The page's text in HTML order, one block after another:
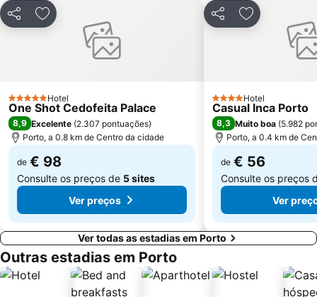
Aldeia Rural Preservada de Quintandona
Palacio do Freixo
Mindelo Beach
Praia da Cortegaça
Bom Jesus do Monte
Arrábida Shopping
Praia de Esposende
Aquático de Fafe
Azurara Beach
PartilharAdicionar aos favoritos
5 EstrelasHotel
One Shot Cedofeita Palace
8,9 Excelente (2.307 pontuações)
Porto, a 0.8 km de Centro da cidade
de € 98
Consulte os preços de 5 sites
Ver preços
PartilharAdicionar
4 Estrelas
Hotel
Casual Inca Porto
8,3 Muito boa (5.982
Porto, a 0.4 km de
de € 56
Consulte os preços
Ver
Ver todas as estadias em Porto
Outras estadias em Porto